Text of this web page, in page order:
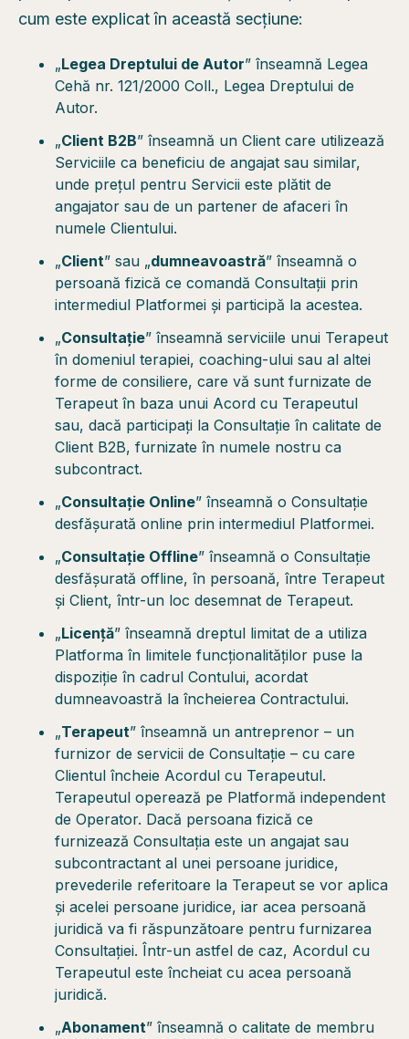
cum este explicat în această secțiune:
„Legea Dreptului de Autor” înseamnă Legea
Cehă nr. 121/2000 Coll., Legea Dreptului de
Autor.
„Client B2B” înseamnă un Client care utilizează
Serviciile ca beneficiu de angajat sau similar,
unde prețul pentru Servicii este plătit de
angajator sau de un partener de afaceri în
numele Clientului.
„Client” sau „dumneavoastră” înseamnă o
persoană fizică ce comandă Consultații prin
intermediul Platformei și participă la acestea.
„Consultație” înseamnă serviciile unui Terapeut
în domeniul terapiei, coaching-ului sau al altei
forme de consiliere, care vă sunt furnizate de
Terapeut în baza unui Acord cu Terapeutul
sau, dacă participați la Consultație în calitate de
Client B2B, furnizate în numele nostru ca
subcontract.
„Consultație Online” înseamnă o Consultație
desfășurată online prin intermediul Platformei.
„Consultație Offline” înseamnă o Consultație
desfășurată offline, în persoană, între Terapeut
și Client, într-un loc desemnat de Terapeut.
„Licență” înseamnă dreptul limitat de a utiliza
Platforma în limitele funcționalităților puse la
dispoziție în cadrul Contului, acordat
dumneavoastră la încheierea Contractului.
„Terapeut” înseamnă un antreprenor – un
furnizor de servicii de Consultație – cu care
Clientul încheie Acordul cu Terapeutul.
Terapeutul operează pe Platformă independent
de Operator. Dacă persoana fizică ce
furnizează Consultația este un angajat sau
subcontractant al unei persoane juridice,
prevederile referitoare la Terapeut se vor aplica
și acelei persoane juridice, iar acea persoană
juridică va fi răspunzătoare pentru furnizarea
Consultației. Într-un astfel de caz, Acordul cu
Terapeutul este încheiat cu acea persoană
juridică.
„Abonament” înseamnă o calitate de membru